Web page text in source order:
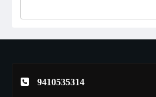
9410535314